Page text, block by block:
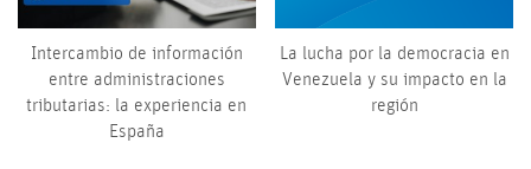
Intercambio de información
entre administraciones
tributarias: la experiencia en
España
La lucha por la democracia en
Venezuela y su impacto en la
región